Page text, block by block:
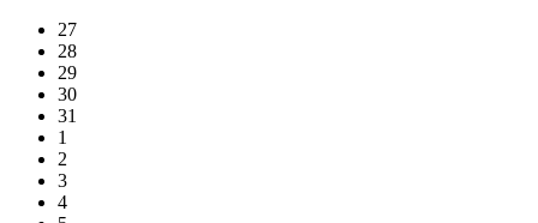
27
28
29
30
31
1
2
3
4